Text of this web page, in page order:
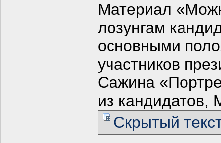
Материал
лозунгам
основными
участников
Сажина
из
Скрытый